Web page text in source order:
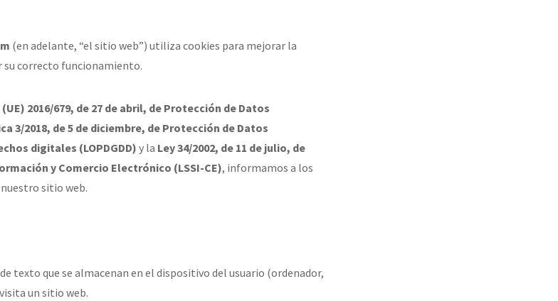
(en adelante, “el sitio web”) utiliza cookies para mejorar la
su correcto funcionamiento.
2016/679, de 27 de abril, de Protección de Datos
3/2018, de 5 de diciembre, de Protección de Datos
digitales (LOPDGDD) y la Ley 34/2002, de 11 de julio, de
y Comercio Electrónico (LSSI-CE), informamos a los
sitio web.
texto que se almacenan en el dispositivo del usuario (ordenador,
un sitio web.